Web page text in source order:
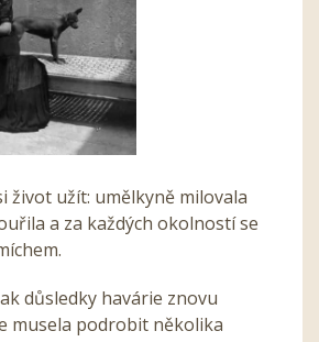
život užít: umělkyně milovala
a za každých okolností se
důsledky havárie znovu
musela podrobit několika